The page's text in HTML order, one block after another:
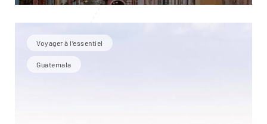
Voyager à l’essentiel
Guatemala